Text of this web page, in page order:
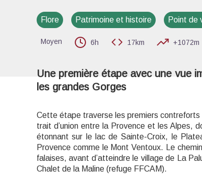
Flore Patrimoine et histoire Point de
Moyen 6h 17km +1072m
Une première étape avec une vue
les grandes Gorges
Cette étape traverse les premiers contreforts
trait d’union entre la Provence et les Alpes,
étonnant sur le lac de Sainte-Croix, le
Provence comme le Mont Ventoux. Le
falaises, avant d’atteindre le village de La
Chalet de la Maline (refuge FFCAM).